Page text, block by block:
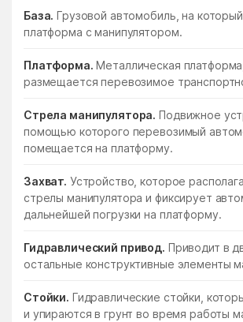
База. Грузовой автомобиль, на
платформа с манипулятором.
Платформа. Металлическая
размещается перевозимое
Стрела манипулятора. Подвижное
помощью которого перевозимый
помещается на платформу.
Захват. Устройство, которое
стрелы манипулятора и фиксирует
дальнейшей погрузки на платформу.
Гидравлический привод. Приводит в
остальные конструктивные элементы
Стойки. Гидравлические стойки,
и упираются в грунт во время работы